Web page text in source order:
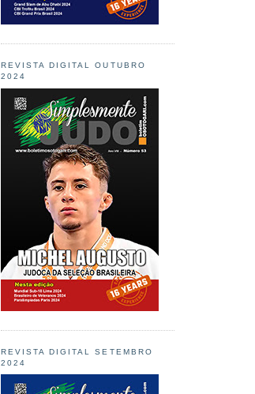
REVISTA DIGITAL OUTUBRO
2024
REVISTA DIGITAL SETEMBRO
2024